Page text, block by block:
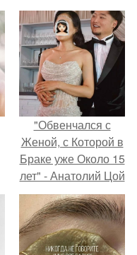
"Обвенчался с
Женой, с Которой в
Браке уже Около 15
лет" - Анатолий Цой
удивил
поклонников
"тайной свадьбой".